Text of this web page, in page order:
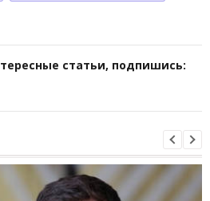
статьи, подпишись: